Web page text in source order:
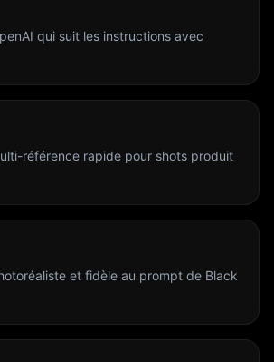
qui suit les instructions avec
référence rapide pour shots produit
et fidèle au prompt de Black